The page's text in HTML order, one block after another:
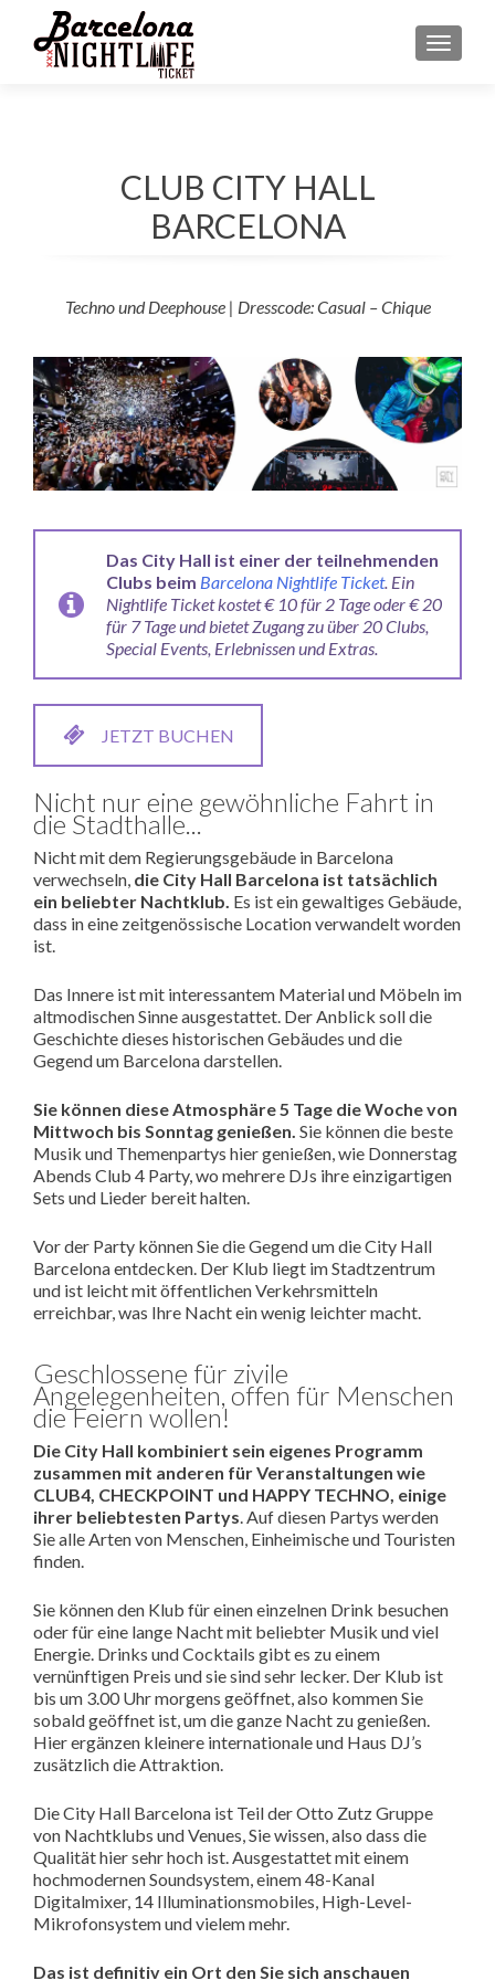
MENU
CLUB CITY HALL
BARCELONA
Techno und Deephouse | Dresscode: Casual – Chique
Das City Hall ist einer der teilnehmenden
Clubs beim Barcelona Nightlife Ticket. Ein
Nightlife Ticket kostet € 10 für 2 Tage oder € 20
für 7 Tage und bietet Zugang zu über 20 Clubs,
Special Events, Erlebnissen und Extras.
JETZT BUCHEN
Nicht nur eine gewöhnliche Fahrt in
die Stadthalle...
Nicht mit dem Regierungsgebäude in Barcelona
verwechseln, die City Hall Barcelona ist tatsächlich
ein beliebter Nachtklub. Es ist ein gewaltiges Gebäude,
dass in eine zeitgenössische Location verwandelt worden
ist.
Das Innere ist mit interessantem Material und Möbeln im
altmodischen Sinne ausgestattet. Der Anblick soll die
Geschichte dieses historischen Gebäudes und die
Gegend um Barcelona darstellen.
Sie können diese Atmosphäre 5 Tage die Woche von
Mittwoch bis Sonntag genießen. Sie können die beste
Musik und Themenpartys hier genießen, wie Donnerstag
Abends Club 4 Party, wo mehrere DJs ihre einzigartigen
Sets und Lieder bereit halten.
Vor der Party können Sie die Gegend um die City Hall
Barcelona entdecken. Der Klub liegt im Stadtzentrum
und ist leicht mit öffentlichen Verkehrsmitteln
erreichbar, was Ihre Nacht ein wenig leichter macht.
Geschlossene für zivile
Angelegenheiten, offen für Menschen
die Feiern wollen!
Die City Hall kombiniert sein eigenes Programm
zusammen mit anderen für Veranstaltungen wie
CLUB4, CHECKPOINT und HAPPY TECHNO, einige
ihrer beliebtesten Partys . Auf diesen Partys werden
Sie alle Arten von Menschen, Einheimische und Touristen
finden.
Sie können den Klub für einen einzelnen Drink besuchen
oder für eine lange Nacht mit beliebter Musik und viel
Energie. Drinks und Cocktails gibt es zu einem
vernünftigen Preis und sie sind sehr lecker. Der Klub ist
bis um 3.00 Uhr morgens geöffnet, also kommen Sie
sobald geöffnet ist, um die ganze Nacht zu genießen.
Hier ergänzen kleinere internationale und Haus DJ’s
zusätzlich die Attraktion.
Die City Hall Barcelona ist Teil der Otto Zutz Gruppe
von Nachtklubs und Venues, Sie wissen, also dass die
Qualität hier sehr hoch ist. Ausgestattet mit einem
hochmodernen Soundsystem, einem 48-Kanal
Digitalmixer, 14 Illuminationsmobiles, High-Level-
Mikrofonsystem und vielem mehr.
Das ist definitiv ein Ort den Sie sich anschauen